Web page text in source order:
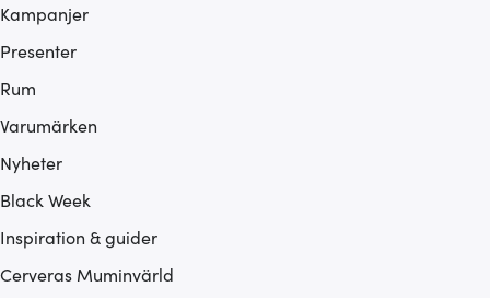
Kampanjer
Presenter
Rum
Varumärken
Nyheter
Black Week
Inspiration & guider
Cerveras Muminvärld